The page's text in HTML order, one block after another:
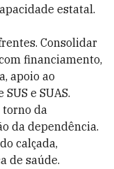
estatal.
Consolidar
financiamento,
apoio ao
e SUAS.
torno da
da dependência.
calçada,
de saúde.